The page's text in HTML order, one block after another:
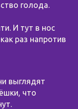
голода.
И тут в нос
раз напротив
выглядят
что